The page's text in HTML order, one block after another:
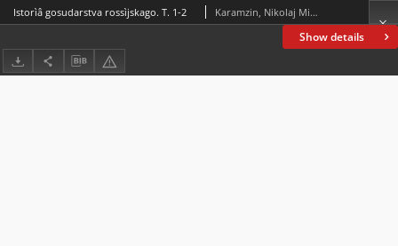
Show details
Istorìâ gosudarstva rossìjskago. T. 1-2 Karamzin, Nikolaj Mihajlovič (1766-1826)